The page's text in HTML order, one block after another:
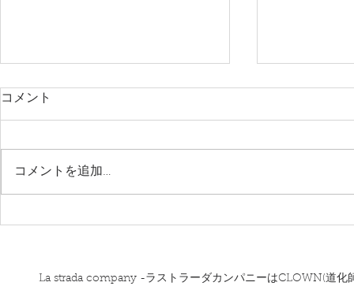
コメント
コメントを追加…
La strada company -ラストラーダカンパニーはCLOWN(道